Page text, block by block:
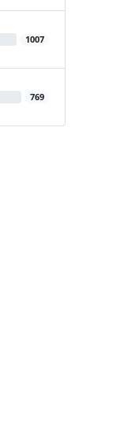
1007
769